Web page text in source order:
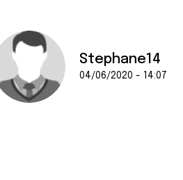
Stephane14
04/06/2020 - 14:07